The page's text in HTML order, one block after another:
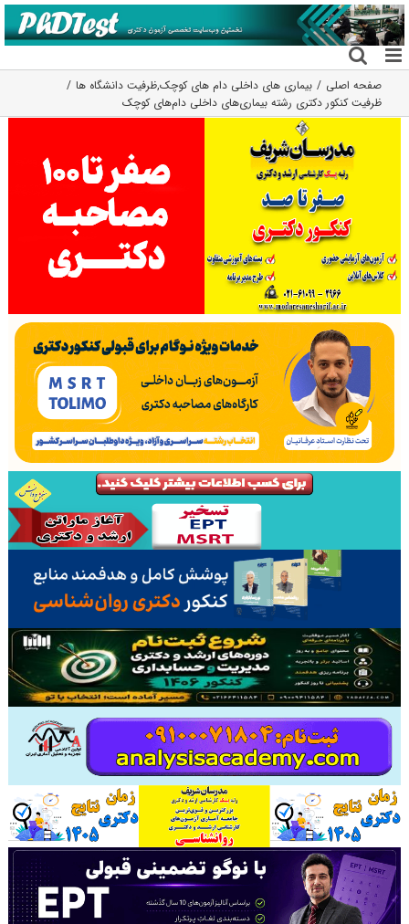
رفتن
به
محتوا
صفحه اصلی بیماری های داخلی دام های کوچک,ظرفیت دانشگاه ها
ظرفیت کنکور دکتری رشته ﺑﻴﻤﺎریﻫﺎی داخلی دامﻫﺎی ﻛﻮچک